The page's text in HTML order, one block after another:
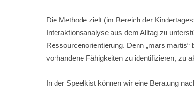
Die Methode zielt (im Bereich der
Interaktionsanalyse aus dem Alltag zu
Ressourcenorientierung. Denn „mars
vorhandene Fähigkeiten zu identifizieren,
In der Speelkist können wir eine Beratung